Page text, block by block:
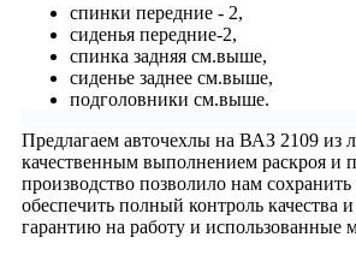
спинки передние - 2,
сиденья передние-2,
спинка задняя см.выше,
сиденье заднее см.выше,
подголовники см.выше.
Предлагаем авточехлы на ВАЗ 2109 из
качественным выполнением раскроя и
производство позволило нам
обеспечить полный контроль качества
гарантию на работу и использованные